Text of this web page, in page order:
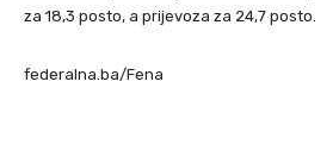
za 18,3 posto, a prijevoza za 24,7 posto.
federalna.ba/Fena